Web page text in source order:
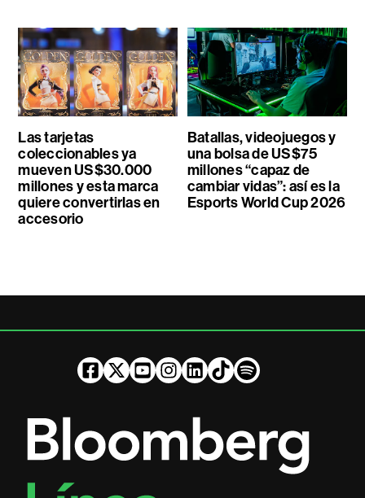
Las tarjetas
coleccionables ya
mueven US$30.000
millones y esta marca
quiere convertirlas en
accesorio
Batallas, videojuegos y
una bolsa de US$75
millones “capaz de
cambiar vidas”: así es la
Esports World Cup 2026